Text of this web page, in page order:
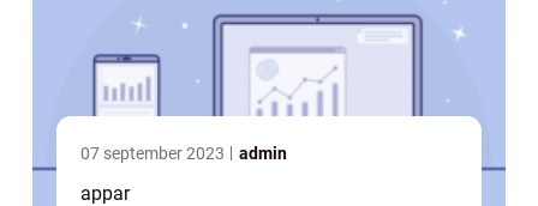
07 september 2023 admin
appar